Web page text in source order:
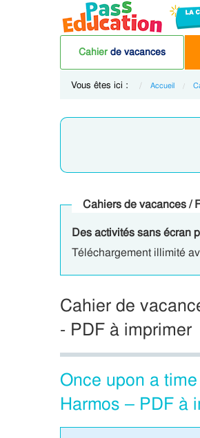
Cahier de vacances
Vous êtes ici : Accueil
Cahiers de vacances /
Des activités sans écran
Téléchargement illimité
Cahier de
- PDF à imprimer
Once upon a
Harmos – PDF à